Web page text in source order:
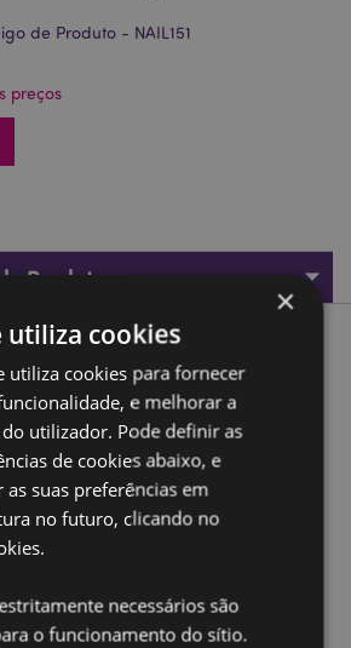
de Produto - NAIL151
preços
Produto
estojo redondo - Veado
e metal (aço inoxidável), papel e
Produto:Zip Up
e pode ser vendido em todo o
×
utiliza cookies
utiliza cookies para fornecer
e melhorar a
utilizador. Pode definir as
de cookies abaixo, e
as suas preferências em
no futuro, clicando no
necessários são
o funcionamento do sítio.